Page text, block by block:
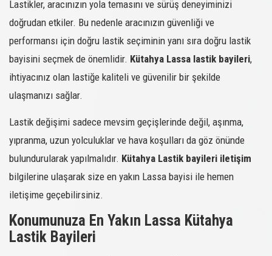
Lastikler, aracınızın yola temasını ve sürüş deneyiminizi
doğrudan etkiler. Bu nedenle aracınızın güvenliği ve
performansı için doğru lastik seçiminin yanı sıra doğru lastik
bayisini seçmek de önemlidir. Kütahya Lassa lastik bayileri,
ihtiyacınız olan lastiğe kaliteli ve güvenilir bir şekilde
ulaşmanızı sağlar.
Lastik değişimi sadece mevsim geçişlerinde değil, aşınma,
yıpranma, uzun yolculuklar ve hava koşulları da göz önünde
bulundurularak yapılmalıdır. Kütahya Lastik bayileri iletişim
bilgilerine ulaşarak size en yakın Lassa bayisi ile hemen
iletişime geçebilirsiniz.
Konumunuza En Yakın Lassa Kütahya
Lastik Bayileri